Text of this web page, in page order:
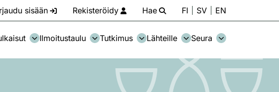
sisään Rekisteröidy Hae FI SV EN
Ilmoitustaulu Tutkimus Lähteille Seura